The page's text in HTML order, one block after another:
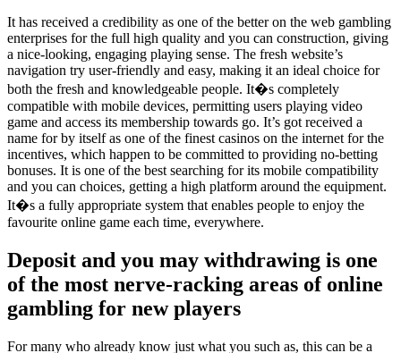
It has received a credibility as one of the better on the web gambling
enterprises for the full high quality and you can construction, giving
a nice-looking, engaging playing sense. The fresh website’s
navigation try user-friendly and easy, making it an ideal choice for
both the fresh and knowledgeable people. It�s completely
compatible with mobile devices, permitting users playing video
game and access its membership towards go. It’s got received a
name for by itself as one of the finest casinos on the internet for the
incentives, which happen to be committed to providing no-betting
bonuses. It is one of the best searching for its mobile compatibility
and you can choices, getting a high platform around the equipment.
It�s a fully appropriate system that enables people to enjoy the
favourite online game each time, everywhere.
Deposit and you may withdrawing is one
of the most nerve-racking areas of online
gambling for new players
For many who already know just what you such as, this can be a